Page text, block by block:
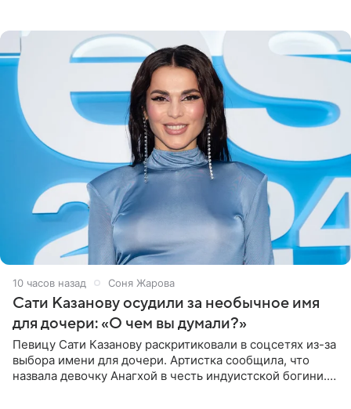
10 часов назад Соня Жарова
Сати Казанову осудили за необычное имя
для дочери: «О чем вы думали?»
Певицу Сати Казанову раскритиковали в соцсетях из-за
выбора имени для дочери. Артистка сообщила, что
назвала девочку Анагхой в честь индуистской богини.